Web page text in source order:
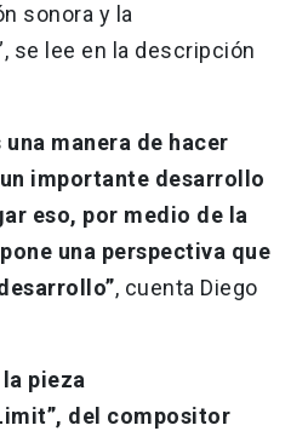
sonora y la
se lee en la descripción
manera de hacer
importante desarrollo
eso, por medio de la
una perspectiva que
, cuenta Diego
pieza
del compositor